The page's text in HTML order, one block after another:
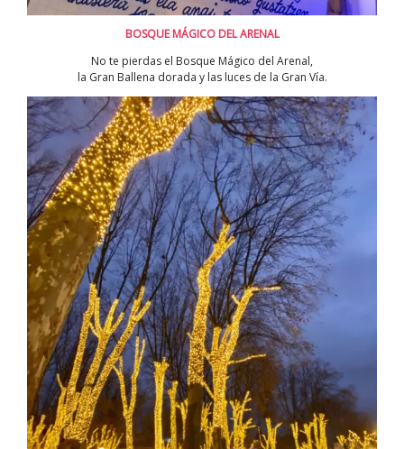
BOSQUE MÁGICO DEL ARENAL
No te pierdas el Bosque Mágico del Arenal,
la Gran Ballena dorada y las luces de la Gran Vía.